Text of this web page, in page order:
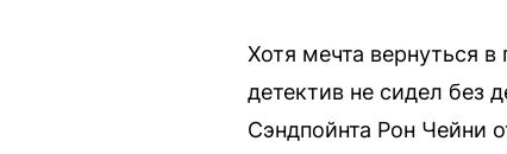
Хотя мечта вернуться
детектив не сидел без
Сэндпойнта Рон Чейни